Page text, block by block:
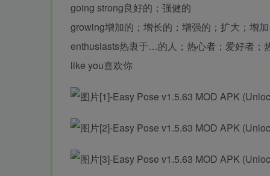
going strong良好的；强健的
growing增加的；增长的；增强的；扩大；增
enthusiasts热衷于…的人；热心者；爱好者；
like you喜欢你